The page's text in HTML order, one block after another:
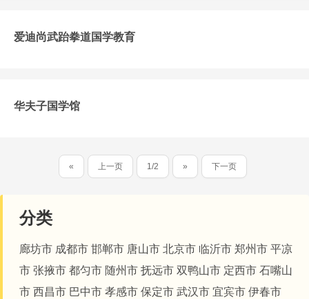
爱迪尚武跆拳道国学教育
华夫子国学馆
« 上一页 1/2 » 下一页
分类
廊坊市 成都市 邯郸市 唐山市 北京市 临沂市 郑州市 平凉
市 张掖市 都匀市 随州市 抚远市 双鸭山市 定西市 石嘴山
市 西昌市 巴中市 孝感市 保定市 武汉市 宜宾市 伊春市